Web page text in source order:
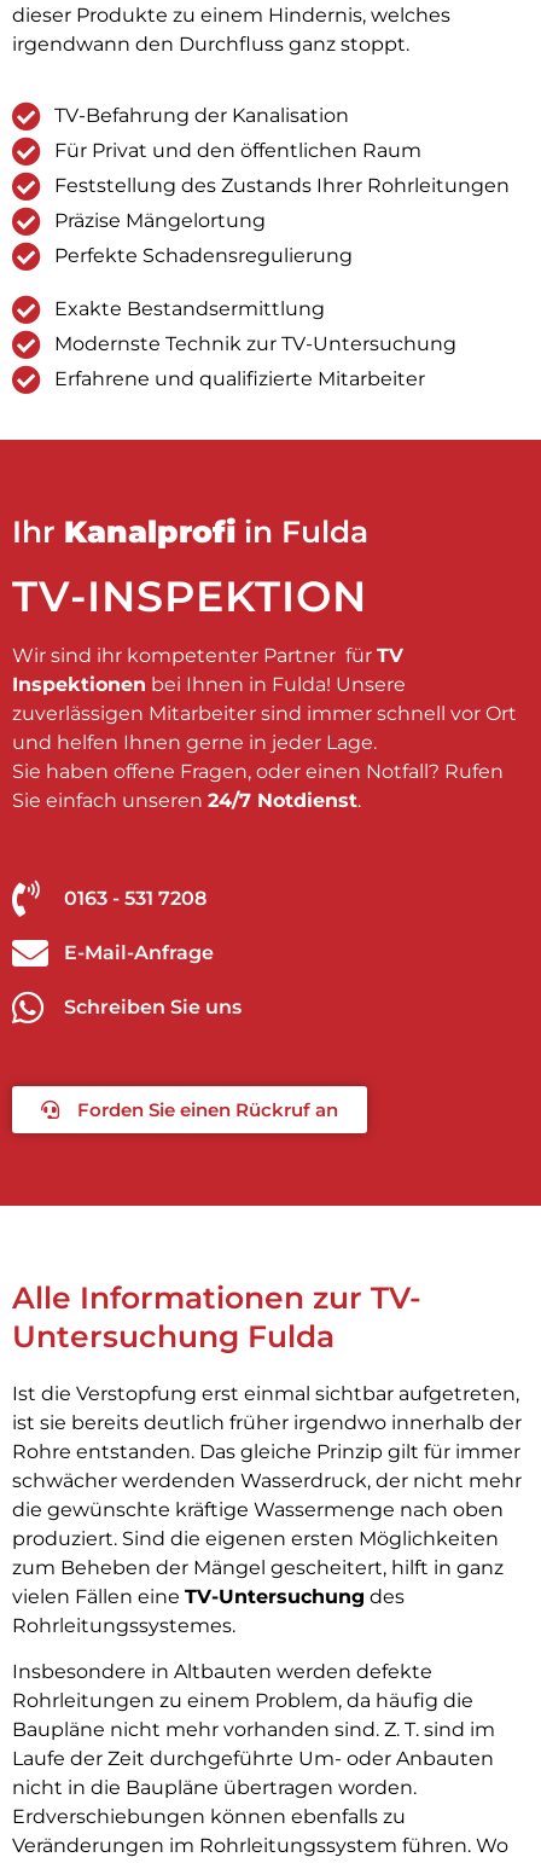
dieser Produkte zu einem Hindernis, welches
irgendwann den Durchfluss ganz stoppt.
TV-Befahrung der Kanalisation
Für Privat und den öffentlichen Raum
Feststellung des Zustands Ihrer Rohrleitungen
Präzise Mängelortung
Perfekte Schadensregulierung
Exakte Bestandsermittlung
Modernste Technik zur TV-Untersuchung
Erfahrene und qualifizierte Mitarbeiter
Ihr Kanalprofi in Fulda
TV-INSPEKTION
Wir sind ihr kompetenter Partner für TV
Inspektionen bei Ihnen in Fulda! Unsere
zuverlässigen Mitarbeiter sind immer schnell vor Ort
und helfen Ihnen gerne in jeder Lage.
Sie haben offene Fragen, oder einen Notfall? Rufen
Sie einfach unseren 24/7 Notdienst.
0163 - 531 7208
E-Mail-Anfrage
Schreiben Sie uns
Forden Sie einen Rückruf an
Alle Informationen zur TV-
Untersuchung Fulda
Ist die Verstopfung erst einmal sichtbar aufgetreten,
ist sie bereits deutlich früher irgendwo innerhalb der
Rohre entstanden. Das gleiche Prinzip gilt für immer
schwächer werdenden Wasserdruck, der nicht mehr
die gewünschte kräftige Wassermenge nach oben
produziert. Sind die eigenen ersten Möglichkeiten
zum Beheben der Mängel gescheitert, hilft in ganz
vielen Fällen eine TV-Untersuchung des
Rohrleitungssystemes.
Insbesondere in Altbauten werden defekte
Rohrleitungen zu einem Problem, da häufig die
Baupläne nicht mehr vorhanden sind. Z. T. sind im
Laufe der Zeit durchgeführte Um- oder Anbauten
nicht in die Baupläne übertragen worden.
Erdverschiebungen können ebenfalls zu
Veränderungen im Rohrleitungssystem führen. Wo